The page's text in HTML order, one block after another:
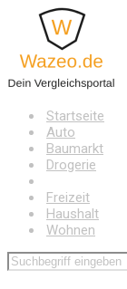
Hauptinhalt
springen
Startseite
Auto
Baumarkt
Drogerie
Freizeit
Haushalt
Wohnen